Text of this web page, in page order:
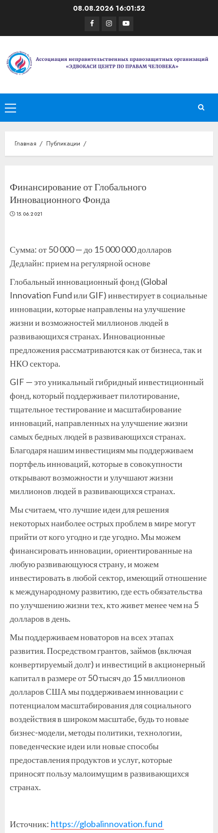
08.08.2026 16:01:53
Facebook
Instagram
Youtube
Основное
меню
Главная Публикации
Финансирование от Глобального
Инновационного Фонда
15.06.2021
Сумма: от 50 000 — до 15 000 000 долларов
Дедлайн: прием на регулярной основе
Глобальный инновационный фонд (Global
Innovation Fund или GIF) инвестирует в социальные
инновации, которые направлены на улучшение
жизни и возможностей миллионов людей в
развивающихся странах. Инновационные
предложения рассматриваются как от бизнеса, так и
НКО сектора.
GIF — это уникальный гибридный инвестиционный
фонд, который поддерживает пилотирование,
тщательное тестирование и масштабирование
инноваций, направленных на улучшение жизни
самых бедных людей в развивающихся странах.
Благодаря нашим инвестициям мы поддерживаем
портфель инноваций, которые в совокупности
открывают возможности и улучшают жизни
миллионов людей в развивающихся странах.
Мы считаем, что лучшие идеи для решения
некоторых наиболее острых проблем в мире могут
прийти от кого угодно и где угодно. Мы можем
финансировать инновации, ориентированные на
любую развивающуюся страну, и можем
инвестировать в любой сектор, имеющий отношение
к международному развитию, где есть обязательства
по улучшению жизни тех, кто живет менее чем на 5
долларов в день.
Мы поддерживаем новаторов на всех этапах
развития. Посредством грантов, займов (включая
конвертируемый долг) и инвестиций в акционерный
капитал в размере от 50 тысяч до 15 миллионов
долларов США мы поддерживаем инновации с
потенциалом масштабирования для социального
воздействия в широком масштабе, будь то новые
бизнес-модели, методы политики, технологии,
поведенческие идеи или новые способы
предоставления продуктов и услуг, которые
приносят пользу малоимущим в развивающихся
странах.
Источник: https://globalinnovation.fund